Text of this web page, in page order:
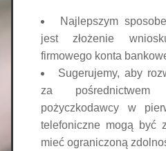
Najlepszym
jest złożenie
firmowego konta
Sugerujemy, aby
za pośrednictwem
pożyczkodawcy w
telefoniczne mogą być
mieć ograniczoną